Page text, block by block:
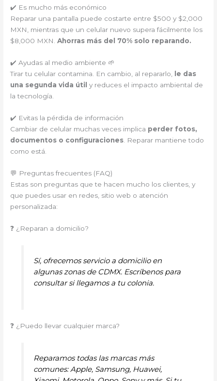
✔️ Es mucho más económico
Reparar una pantalla puede costarte entre $500 y $2,000
MXN, mientras que un celular nuevo supera fácilmente los
$8,000 MXN.Ahorras más del 70% solo reparando.
✔️ Ayudas al medio ambiente 🌱
Tirar tu celular contamina. En cambio, al repararlo, le das
una segunda vida útil y reduces el impacto ambiental de
la tecnología.
✔️ Evitas la pérdida de información
Cambiar de celular muchas veces implica perder fotos,
documentos o configuraciones. Reparar mantiene todo
como está.
💬 Preguntas frecuentes (FAQ)
Estas son preguntas que te hacen mucho los clientes, y
que puedes usar en redes, sitio web o atención
personalizada:
❓ ¿Reparan a domicilio?
Sí, ofrecemos servicio a domicilio en
algunas zonas de CDMX. Escríbenos para
consultar si llegamos a tu colonia.
❓ ¿Puedo llevar cualquier marca?
Reparamos todas las marcas más
comunes: Apple, Samsung, Huawei,